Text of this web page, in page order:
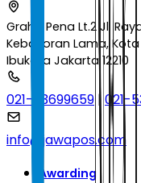
Graha Pena Lt.2 Jl.
Kebayoran Lama,
Ibukota Jakarta 12210
021-53699659 |021-
info@jawapos.com
Awarding